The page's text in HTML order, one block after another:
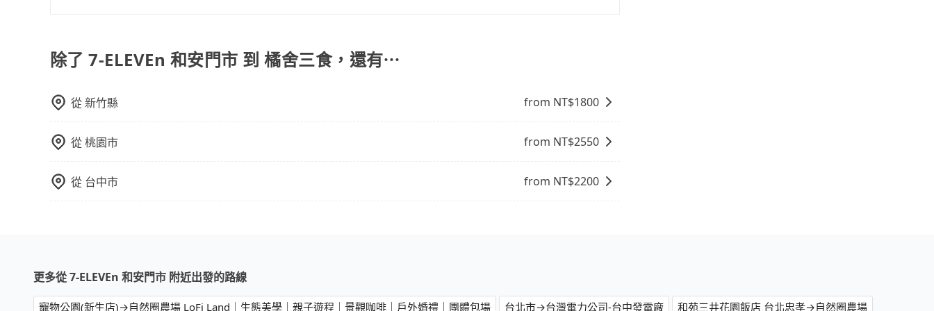
能用更少的司機來服務更多的旅客，意味著使用到不熟悉的司機或者轉單給其他車行的情況比同行更低，如此便
反應在服務品質的控管會更佳。但tripool網站上的價格是動態的，一般來說越早預訂價格越優，且保證前一天中
格。
可乘坐八位乘客，並可攜帶八個隨身行李與六個30吋行李箱。 為了確保行車安全及遵守相關法規，我們不能超
載人數。 如果您攜帶的行李或物品較多，我們會根據情況收取微搬家費用，費用在300至500元之間。
除了 7-ELEVEn 和安門市 到 橘舍三食，還有⋯
從新竹縣 from NT$1800
從桃園市 from NT$2550
從 台中市 from NT$2200
更多從 7-ELEVEn 和安門市 附近出發的路線
寵物公園(新生店)→自然圈農場 LoFi Land｜生態美學｜親子遊程｜景觀咖啡｜戶外婚禮｜團體包場 台北市→台灣電力公司-台中發電廠 和苑三井花園飯店 台北忠孝→自然圈農場